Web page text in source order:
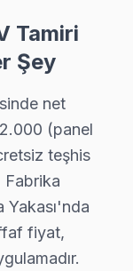
Tamiri
Şey
net
(panel
teşhis
fiyat,